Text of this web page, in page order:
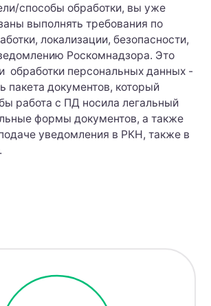
способы обработки, вы уже
выполнять требования по
локализации, безопасности,
Роскомнадзора. Это
обработки персональных данных -
пакета документов, который
работа с ПД носила легальный
формы документов, а также
уведомления в РКН, также в